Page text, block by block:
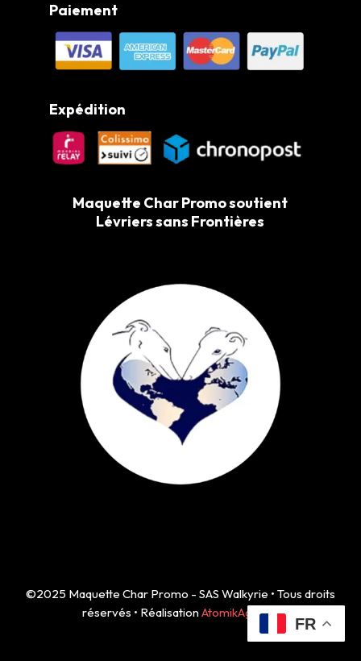
Paiement
Expédition
Maquette Char Promo soutient
Lévriers sans Frontières
©2025 Maquette Char Promo - SAS Walkyrie • Tous droits
réservés • RéalisationAtomikAgency
FR